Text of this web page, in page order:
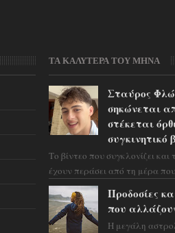
ΤΑ ΚΑΛΥΤΕΡΑ ΤΟΥ ΜΗΝΑ
Σταύρος
σηκώνεται
στέκεται
συγκινητικό
Το βίντεο που συγκλονίζει
έχουν περάσει από τη μέρα
άλλαξε για πάντα. Ο πρώην...
Προδοσίες
που
Η μεγάλη